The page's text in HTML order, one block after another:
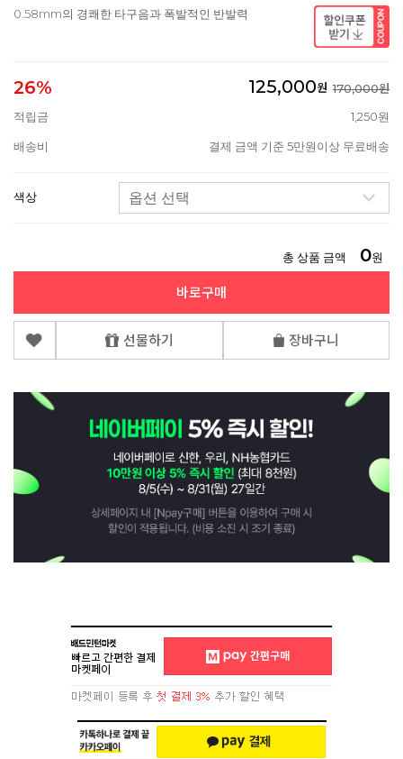
0.58mm의 경쾌한 타구음과 폭발적인 반발력
26% 125,000원 170,000원
적립금
1,250원
배송비 결제 금액 기준 5만원이상 무료배송
색상
총 상품 금액 0원
바로구매
선물하기 장바구니